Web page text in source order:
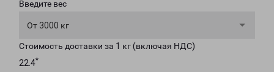
Введите вес
От 3000 кг
Стоимость доставки за 1 кг (включая НДС)
22.4*